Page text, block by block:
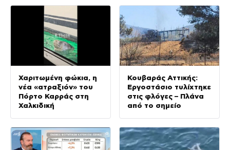
Χαριτωμένη φώκια, η
νέα «ατραξιόν» του
Πόρτο Καρράς στη
Χαλκιδική
Κουβαράς Αττικής:
Εργοστάσιο τυλίχτηκε
στις φλόγες – Πλάνα
από το σημείο